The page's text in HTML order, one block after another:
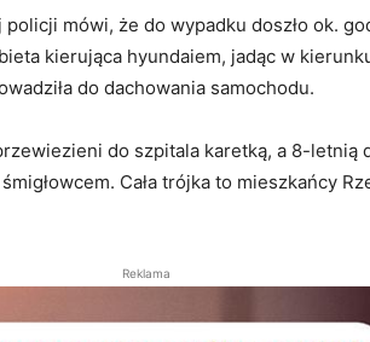
mówi, że do wypadku doszło ok.
kierująca hyundaiem, jadąc w
do dachowania samochodu.
do szpitala karetką, a 8-letnią
Cała trójka to mieszkańcy
Reklama